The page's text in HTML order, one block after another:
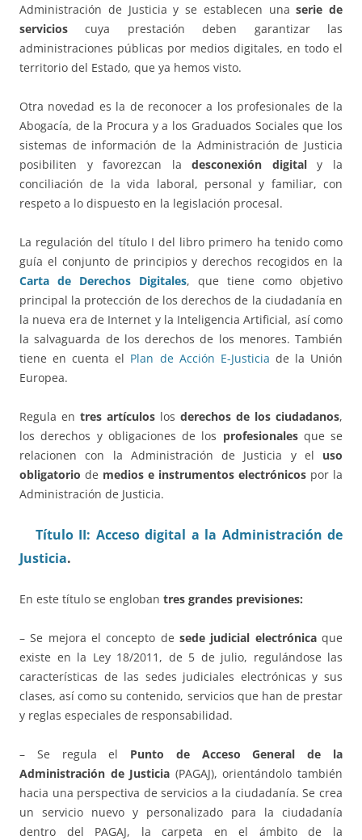
Administración de Justicia y se establecen unaserie de
servicios cuya prestación deben garantizar las
administraciones públicas por medios digitales, en todo el
territorio del Estado, que ya hemos visto.
Otra novedad es la de reconocer a los profesionales de la
Abogacía, de la Procura y a los Graduados Sociales que los
sistemas de información de la Administración de Justicia
posibiliten y favorezcan ladesconexión digitaly la
conciliación de la vida laboral, personal y familiar, con
respeto a lo dispuesto en la legislación procesal.
La regulación del título I del libro primero ha tenido como
guía el conjunto de principios y derechos recogidos en la
Carta de Derechos Digitales, que tiene como objetivo
principal la protección de los derechos de la ciudadanía en
la nueva era de Internet y la Inteligencia Artificial, así como
la salvaguarda de los derechos de los menores. También
tiene en cuenta el Plan de Acción E-Justicia de la Unión
Europea.
Regula en tres artículos los derechos de los ciudadanos,
los derechos y obligaciones de los profesionalesque se
relacionen con la Administración de Justicia y el uso
obligatorio de medios e instrumentos electrónicos por la
Administración de Justicia.
Título II: Acceso digital a la Administración de
Justicia.
En este título se engloban tres grandes previsiones:
– Se mejora el concepto de sede judicial electrónicaque
existe en la Ley 18/2011, de 5 de julio, regulándose las
características de las sedes judiciales electrónicas y sus
clases, así como su contenido, servicios que han de prestar
y reglas especiales de responsabilidad.
– Se regula el Punto de Acceso General de la
Administración de Justicia (PAGAJ), orientándolo también
hacia una perspectiva de servicios a la ciudadanía. Se crea
un servicio nuevo y personalizado para la ciudadanía
dentro del PAGAJ, la carpeta en el ámbito de la